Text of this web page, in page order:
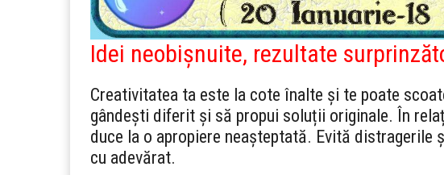
Idei neobișnuite, rezultate
Creativitatea ta este la cote înalte și te poate
gândești diferit și să propui soluții originale. În
duce la o apropiere neașteptată. Evită distragerile
cu adevărat.